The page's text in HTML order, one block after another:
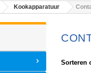
Kookapparatuur
Sorteren